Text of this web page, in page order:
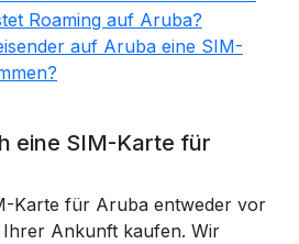
Roaming auf Aruba?
auf Aruba eine SIM-
eine SIM-Karte für
Karte für Aruba entweder vor
Ihrer Ankunft kaufen. Wir